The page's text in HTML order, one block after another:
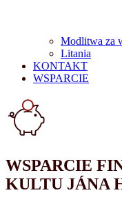
Modlitwa za
Litania
KONTAKT
WSPARCIE
WSPARCIE
KULTU JÁNA